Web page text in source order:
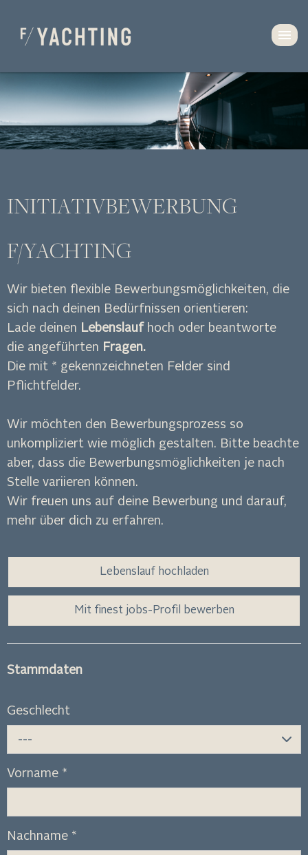
INITIATIVBEWERBUNG
F/YACHTING
Wir bieten flexible Bewerbungsmöglichkeiten, die
sich nach deinen Bedürfnissen orientieren:
Lade deinen Lebenslauf hoch oder beantworte
die angeführten Fragen.
Die mit * gekennzeichneten Felder sind
Pflichtfelder.
Wir möchten den Bewerbungsprozess so
unkompliziert wie möglich gestalten. Bitte beachte
aber, dass die Bewerbungsmöglichkeiten je nach
Stelle variieren können.
Wir freuen uns auf deine Bewerbung und darauf,
mehr über dich zu erfahren.
Lebenslauf hochladen
Mit finest jobs-Profil bewerben
Stammdaten
Geschlecht
---
Vorname *
Nachname *